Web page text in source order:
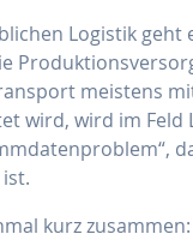
Logistik geht
meistens
wird, wird im Feld
kurz zusammen: